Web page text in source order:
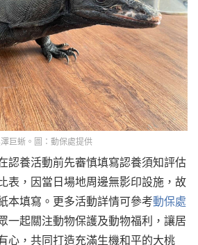
巨蜥。圖：動保處提供
認養活動前先審慎填寫認養須知評估
表，因當日場地周邊無影印設施，故
本填寫。更多活動詳情可參考動保處
一起關注動物保護及動物福利，讓居
心，共同打造充滿生機和平的大桃